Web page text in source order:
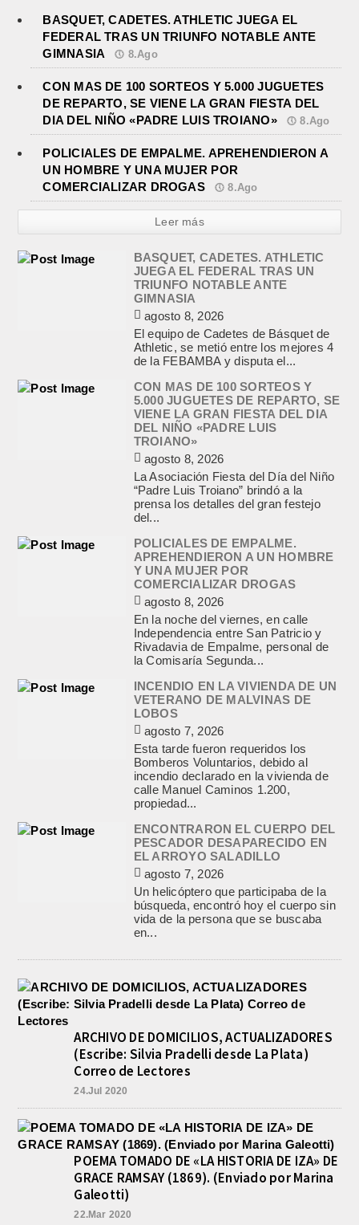
BASQUET, CADETES. ATHLETIC JUEGA EL
FEDERAL TRAS UN TRIUNFO NOTABLE ANTE
GIMNASIA
8.Ago
CON MAS DE 100 SORTEOS Y 5.000 JUGUETES
DE REPARTO, SE VIENE LA GRAN FIESTA DEL
DIA DEL NIÑO «PADRE LUIS TROIANO»
8.Ago
POLICIALES DE EMPALME. APREHENDIERON A
UN HOMBRE Y UNA MUJER POR
COMERCIALIZAR DROGAS
8.Ago
Leer más
BASQUET, CADETES. ATHLETIC
JUEGA EL FEDERAL TRAS UN
TRIUNFO NOTABLE ANTE
GIMNASIA
agosto 8, 2026
El equipo de Cadetes de Básquet de
Athletic, se metió entre los mejores 4
de la FEBAMBA y disputa el...
CON MAS DE 100 SORTEOS Y
5.000 JUGUETES DE REPARTO, SE
VIENE LA GRAN FIESTA DEL DIA
DEL NIÑO «PADRE LUIS
TROIANO»
agosto 8, 2026
La Asociación Fiesta del Día del Niño
“Padre Luis Troiano” brindó a la
prensa los detalles del gran festejo
del...
POLICIALES DE EMPALME.
APREHENDIERON A UN HOMBRE
Y UNA MUJER POR
COMERCIALIZAR DROGAS
agosto 8, 2026
En la noche del viernes, en calle
Independencia entre San Patricio y
Rivadavia de Empalme, personal de
la Comisaría Segunda...
INCENDIO EN LA VIVIENDA DE UN
VETERANO DE MALVINAS DE
LOBOS
agosto 7, 2026
Esta tarde fueron requeridos los
Bomberos Voluntarios, debido al
incendio declarado en la vivienda de
calle Manuel Caminos 1.200,
propiedad...
ENCONTRARON EL CUERPO DEL
PESCADOR DESAPARECIDO EN
EL ARROYO SALADILLO
agosto 7, 2026
Un helicóptero que participaba de la
búsqueda, encontró hoy el cuerpo sin
vida de la persona que se buscaba
en...
ARCHIVO DE DOMICILIOS, ACTUALIZADORES
(Escribe: Silvia Pradelli desde La Plata)
Correo de Lectores
24.Jul 2020
POEMA TOMADO DE «LA HISTORIA DE IZA» DE
GRACE RAMSAY (1869). (Enviado por Marina
Galeotti)
22.Mar 2020